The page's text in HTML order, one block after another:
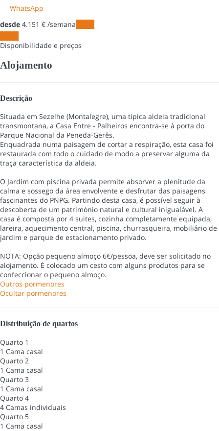
WhatsApp
desde 4.151 € /semana
Disponibilidade e preços
Alojamento
Descrição
Situada em Sezelhe (Montalegre), uma típica aldeia tradicional
transmontana, a Casa Entre - Palheiros encontra-se à porta do
Parque Nacional da Peneda-Gerês.
Enquadrada numa paisagem de cortar a respiração, esta casa foi
restaurada com todo o cuidado de modo a preservar alguma da
traça característica da aldeia.
O Jardim com piscina privada permite absorver a plenitude da
calma e sossego da área envolvente e desfrutar das paisagens
fascinantes do PNPG. Partindo desta casa, é possível seguir à
descoberta de um património natural e cultural inigualável. A
casa é composta por 4 suites, cozinha completamente equipada,
lareira, aquecimento central, piscina, churrasqueira, mobiliário de
jardim e parque de estacionamento privado.
NOTA: Opção pequeno almoço 6€/pessoa, deve ser solicitado no
alojamento. É colocado um cesto com alguns produtos para se
confeccionar o pequeno almoço.
Outros pormenores
Ocultar pormenores
Distribuição de quartos
Quarto 1
1 Cama casal
Quarto 2
1 Cama casal
Quarto 3
1 Cama casal
Quarto 4
4 Camas individuais
Quarto 5
1 Cama casal